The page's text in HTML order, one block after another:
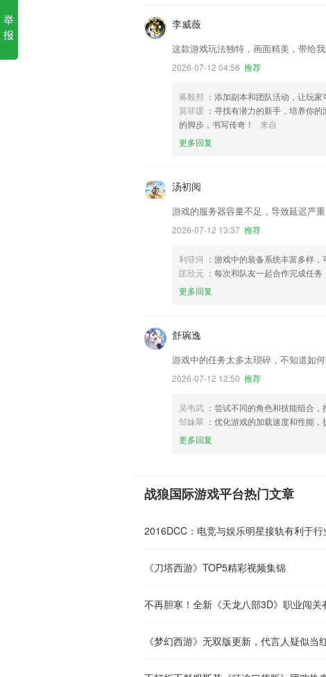
李威薇
这款游戏玩法独特，画面精美，带给我
2026-07-12 04:56 推荐
蒋毅邦 ：添加副本和团队活动，让玩
莫菲瑗 ：寻找有潜力的新手，培养你
的脚步，书写传奇！
来自
更多回复
汤初阅
游戏的服务器容量不足，导致延迟严重
2026-07-12 13:37 推荐
利菲河 ：游戏中的装备系统丰富多样
匡欣元 ：每次和队友一起合作完成任
更多回复
舒琬逸
游戏中的任务太多太琐碎，不知道如
2026-07-12 12:50 推荐
吴韦武 ：尝试不同的角色和技能组合
邹妹翠 ：优化游戏的加载速度和性能，
更多回复
战狼国际游戏平台热门文章
2016DCC：电竞与娱乐明星接轨有利于行
《刀塔西游》TOP5精彩视频集锦
不再胆寒！全新《天龙八部3D》职业闯关
《梦幻西游》无双版更新，代言人疑似当
举
报